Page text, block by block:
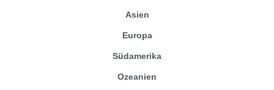
Asien
Europa
Südamerika
Ozeanien